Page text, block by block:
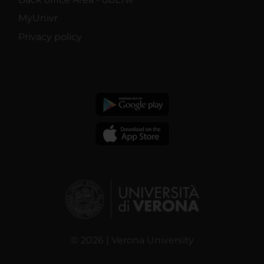
MyUnivr
Privacy policy
© 2026 | Verona University